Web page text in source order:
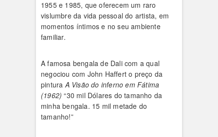
1955 e 1985, que oferecem um raro
vislumbre da vida pessoal do artista, em
momentos íntimos e no seu ambiente
familiar.
A famosa bengala de Dali com a qual
negociou com John Haffert o preço da
pinturaA Visão do inferno em Fátima
(1962) “30 mil Dólares do tamanho da
minha bengala. 15 mil metade do
tamanho!”